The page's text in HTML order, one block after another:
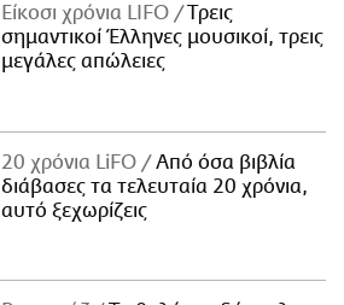
Είκοσι χρόνια LIFO
Tρεις
σημαντικοί Έλληνες μουσικοί, τρεις
μεγάλες απώλειες
20 χρόνια LiFO
Από όσα βιβλία
διάβασες τα τελευταία 20 χρόνια,
αυτό ξεχωρίζεις